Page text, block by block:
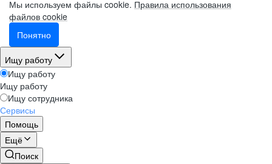
Мы используем файлы cookie. Правила использования
файлов cookie
Понятно
Ищу работу
Ищу работу
Ищу работу
Ищу сотрудника
Сервисы
Помощь
Ещё
Поиск